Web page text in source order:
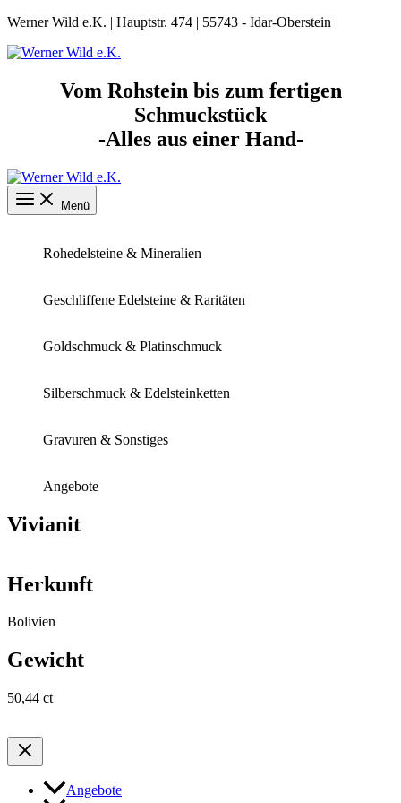
Zum
springen
Werner Wild e.K. | Hauptstr. 474 | 55743 - Idar-Oberstein
Vom Rohstein bis zum fertigen
Schmuckstück
-Alles aus einer Hand-
Menü
Rohedelsteine & Mineralien
Geschliffene Edelsteine & Raritäten
Goldschmuck & Platinschmuck
Silberschmuck & Edelsteinketten
Gravuren & Sonstiges
Angebote
Vivianit
Herkunft
Bolivien
Gewicht
50,44 ct
Angebote